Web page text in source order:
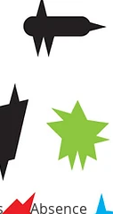
Absence